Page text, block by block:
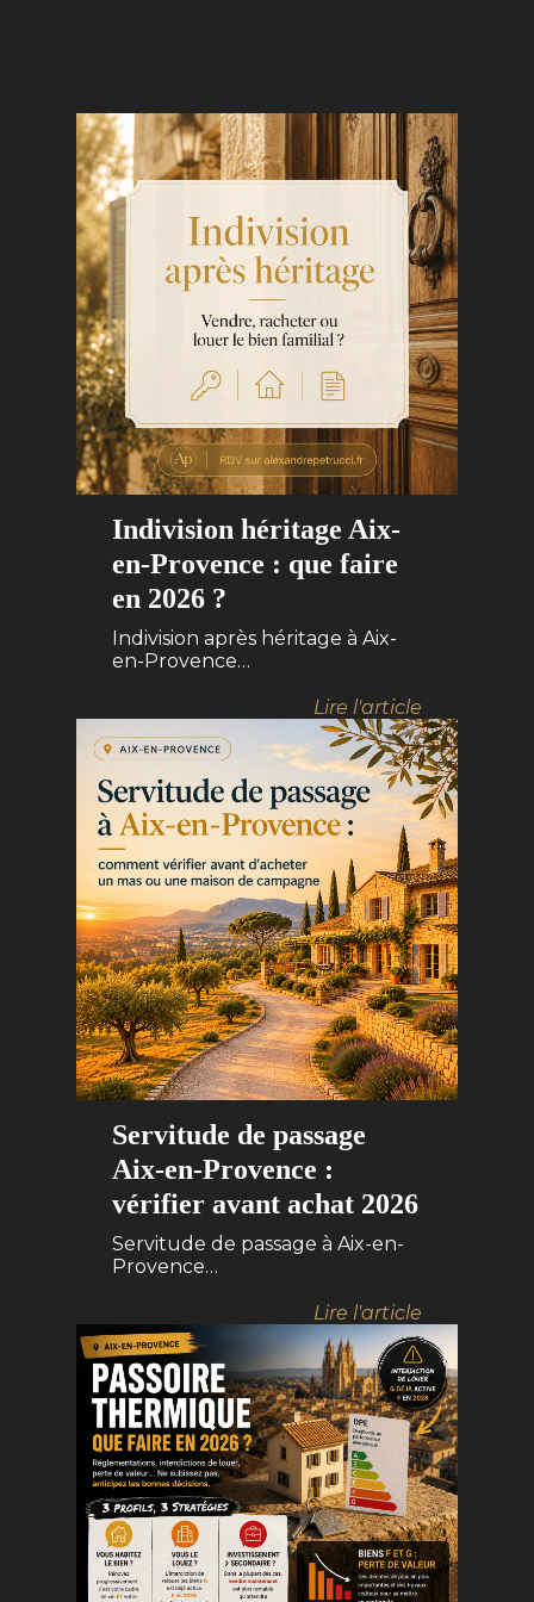
Indivision héritage Aix-
en-Provence : que faire
en 2026 ?
Indivision après héritage à Aix-
en-Provence…
Lire l'article
Servitude de passage
Aix-en-Provence :
vérifier avant achat 2026
Servitude de passage à Aix-en-
Provence…
Lire l'article